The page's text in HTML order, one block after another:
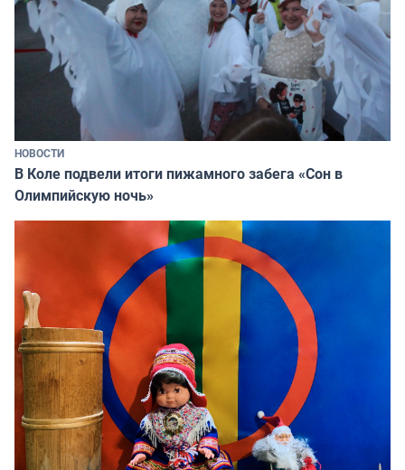
НОВОСТИ
В Коле подвели итоги пижамного забега «Сон в
Олимпийскую ночь»